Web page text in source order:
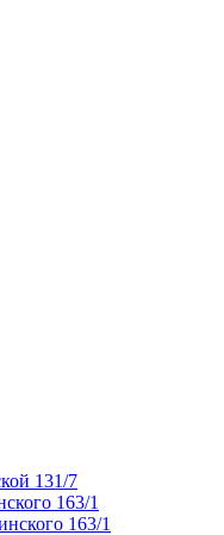
131/7
163/1
163/1